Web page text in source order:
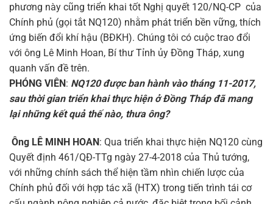
phương này cũng triển khai tốt Nghị quyết 120/NQ-CP của
Chính phủ (gọi tắt NQ120) nhằm phát triển bền vững, thích
ứng biến đổi khí hậu (BĐKH). Chúng tôi có cuộc trao đổi
với ông Lê Minh Hoan, Bí thư Tỉnh ủy Đồng Tháp, xung
quanh vấn đề trên.
PHÓNG VIÊN: NQ120 được ban hành vào tháng 11-2017,
sau thời gian triển khai thực hiện ở Đồng Tháp đã mang
lại những kết quả thế nào, thưa ông?
Ông LÊ MINH HOAN: Qua triển khai thực hiện NQ120 cùng
Quyết định 461/QĐ-TTg ngày 27-4-2018 của Thủ tướng,
với những chính sách thể hiện tầm nhìn chiến lược của
Chính phủ đối với hợp tác xã (HTX) trong tiến trình tái cơ